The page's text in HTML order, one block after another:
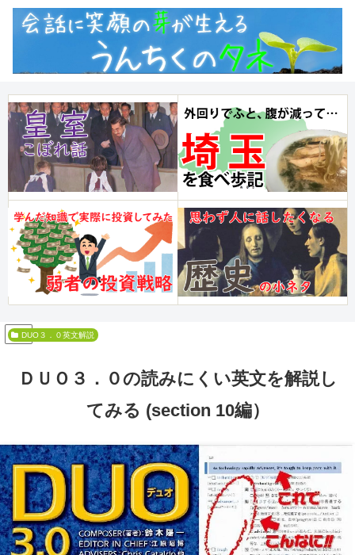
PR
ＤＵＯ３．０の読みにくい英文を解説し
てみる (section 10編）
DUO３．０英文解説